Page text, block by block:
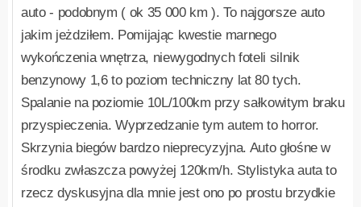
auto - podobnym ( ok 35 000 km ). To najgorsze auto
jakim jeżdziłem. Pomijając kwestie marnego
wykończenia wnętrza, niewygodnych foteli silnik
benzynowy 1,6 to poziom techniczny lat 80 tych.
Spalanie na poziomie 10L/100km przy sałkowitym braku
przyspieczenia. Wyprzedzanie tym autem to horror.
Skrzynia biegów bardzo nieprecyzyjna. Auto głośne w
środku zwłaszcza powyżej 120km/h. Stylistyka auta to
rzecz dyskusyjna dla mnie jest ono po prostu brzydkie